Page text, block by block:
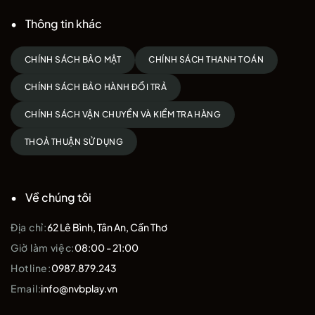
Thông tin khác
CHÍNH SÁCH BẢO MẬT CHÍNH SÁCH THANH TOÁN
CHÍNH SÁCH BẢO HÀNH ĐỔI TRẢ
CHÍNH SÁCH VẬN CHUYỂN VÀ KIỂM TRA HÀNG
THOẢ THUẬN SỬ DỤNG
Về chúng tôi
Địa chỉ:62 Lê Bình, Tân An, Cần Thơ
Giờ làm việc:08:00 - 21:00
Hotline:0987.879.243
Email:info@nvbplay.vn